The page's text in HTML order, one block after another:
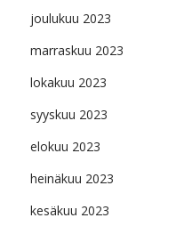
joulukuu 2023
marraskuu 2023
lokakuu 2023
syyskuu 2023
elokuu 2023
heinäkuu 2023
kesäkuu 2023